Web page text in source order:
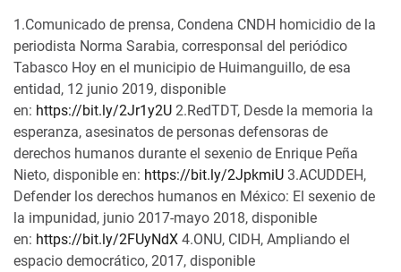
1.Comunicado de prensa, Condena CNDH homicidio de la
periodista Norma Sarabia, corresponsal del periódico
Tabasco Hoy en el municipio de Huimanguillo, de esa
entidad, 12 junio 2019, disponible
en: https://bit.ly/2Jr1y2U 2.RedTDT, Desde la memoria la
esperanza, asesinatos de personas defensoras de
derechos humanos durante el sexenio de Enrique Peña
Nieto, disponible en: https://bit.ly/2JpkmiU 3.ACUDDEH,
Defender los derechos humanos en México: El sexenio de
la impunidad, junio 2017-mayo 2018, disponible
en: https://bit.ly/2FUyNdX 4.ONU, CIDH, Ampliando el
espacio democrático, 2017, disponible